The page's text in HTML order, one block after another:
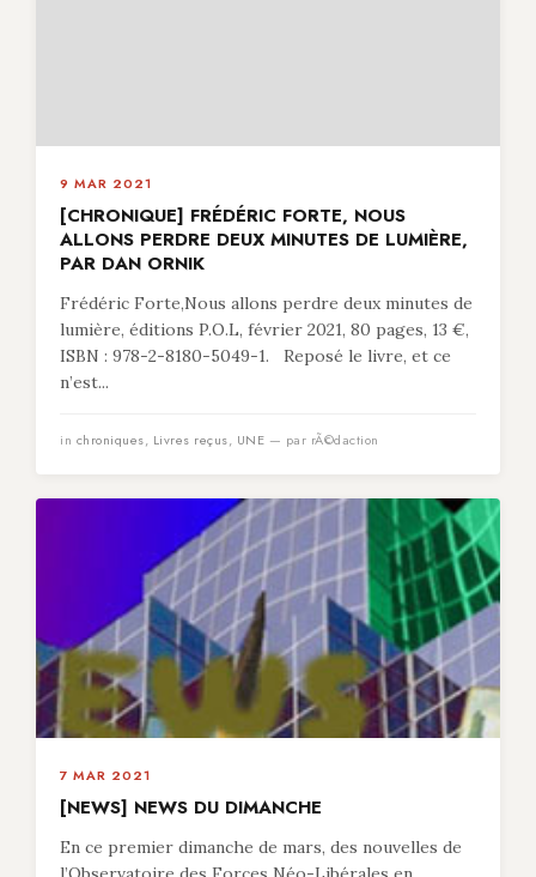
9 MAR 2021
[CHRONIQUE] FRÉDÉRIC FORTE, NOUS
ALLONS PERDRE DEUX MINUTES DE LUMIÈRE,
PAR DAN ORNIK
Frédéric Forte,Nous allons perdre deux minutes de
lumière, éditions P.O.L, février 2021, 80 pages, 13 €,
ISBN : 978-2-8180-5049-1. Reposé le livre, et ce
n’est...
in chroniques, Livres reçus, UNE — par rÃ©daction
7 MAR 2021
[NEWS] NEWS DU DIMANCHE
En ce premier dimanche de mars, des nouvelles de